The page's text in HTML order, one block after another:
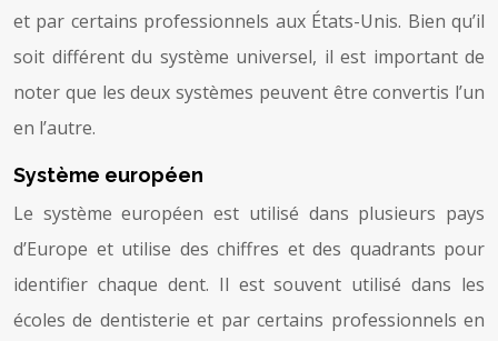
et par certains professionnels aux États-Unis. Bien qu’il
soit différent du système universel, il est important de
noter que les deux systèmes peuvent être convertis l’un
en l’autre.
Système européen
Le système européen est utilisé dans plusieurs pays
d’Europe et utilise des chiffres et des quadrants pour
identifier chaque dent. Il est souvent utilisé dans les
écoles de dentisterie et par certains professionnels en